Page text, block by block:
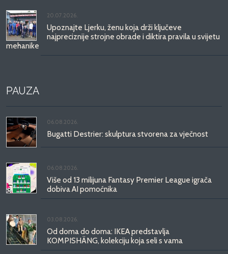
20.07.2026.
Upoznajte Ljerku, ženu koja drži ključeve
najpreciznije strojne obrade i diktira pravila u svijetu
mehanike
PAUZA
06.08.2026.
Bugatti Destrier: skulptura stvorena za vječnost
06.08.2026.
Više od 13 milijuna Fantasy Premier League igrača
dobiva AI pomoćnika
03.08.2026.
Od doma do doma: IKEA predstavlja
KOMPISHÄNG, kolekciju koja seli s vama